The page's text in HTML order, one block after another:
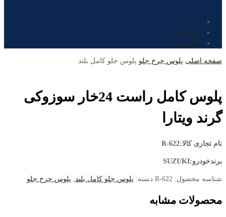
وبلاگ
درباره ما
تماس با ما
صفحه اصلی پلوس چرخ جلو پلوس جلو کامل بلند
پلوس کامل راست 24خار سوزوکی
گرند ویتارا
نام تجاری کالا:R-622
برندخودرو:SUZUKI
شناسه محصول: R-622 دسته: پلوس جلو کامل بلند پلوس چرخ جلو
محصولات مشابه